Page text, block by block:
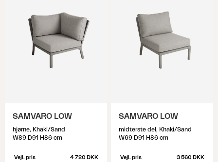
SAMVARO LOW
hjørne, Khaki/Sand
W89 D91 H86 cm
Vejl. pris 4 720 DKK
SAMVARO LOW
midterste del, Khaki/Sand
W69 D91 H86 cm
Vejl. pris 3 560 DKK